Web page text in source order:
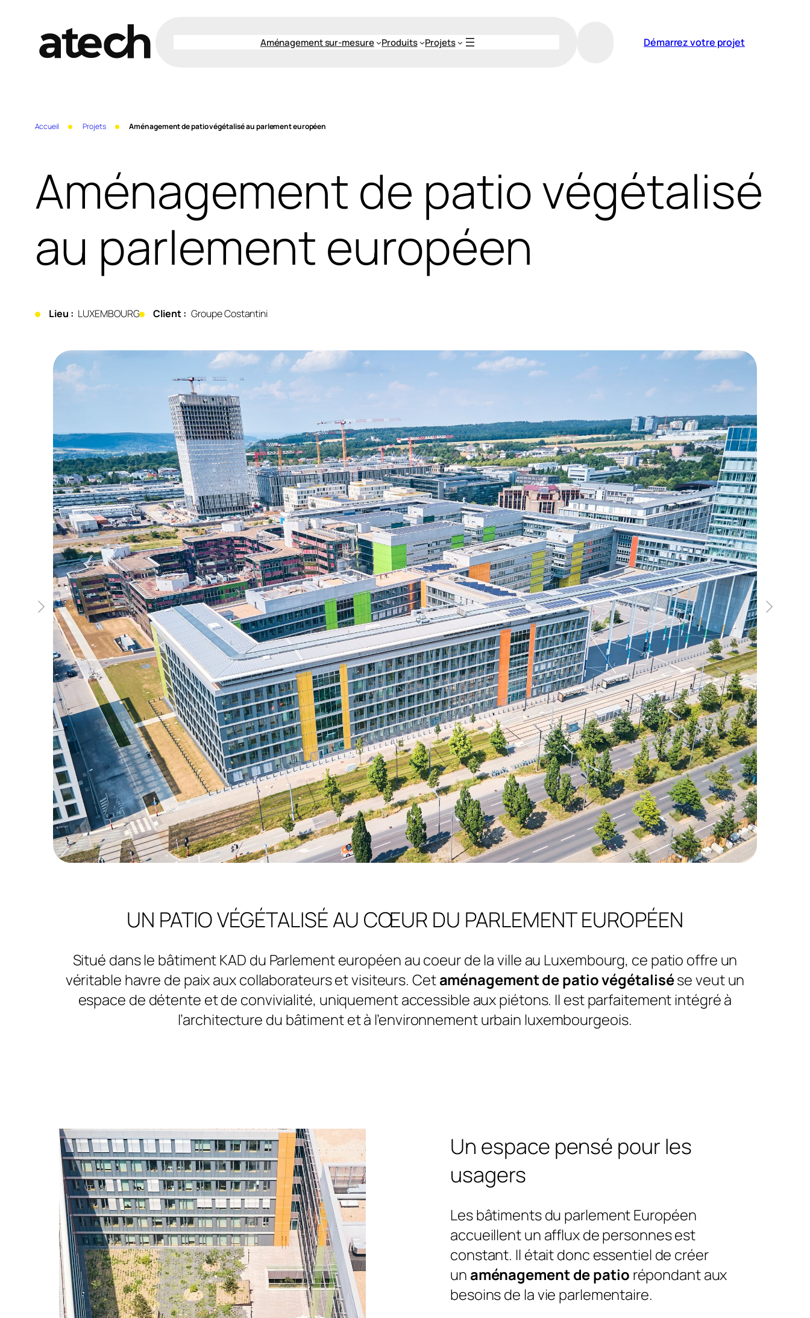
contenu
Aménagement sur-mesure Produits Projets Démarrez votre projet
Accueil Projets Aménagement de patio végétalisé au parlement européen
Aménagement de patio végétalisé
au parlement européen
Lieu : LUXEMBOURG Client : Groupe Costantini
UN PATIO VÉGÉTALISÉ AU CŒUR DU PARLEMENT EUROPÉEN
Situé dans le bâtiment KAD du Parlement européen au coeur de la ville au Luxembourg, ce patio offre un
véritable havre de paix aux collaborateurs et visiteurs. Cetaménagement de patio végétalisése veut un
espace de détente et de convivialité, uniquement accessible aux piétons. Il est parfaitement intégré à
l’architecture du bâtiment et à l’environnement urbain luxembourgeois.
Un espace pensé pour les
usagers
Les bâtiments du parlement Européen
accueillent un afflux de personnes est
constant. Il était donc essentiel de créer
un aménagement de patio répondant aux
besoins de la vie parlementaire.